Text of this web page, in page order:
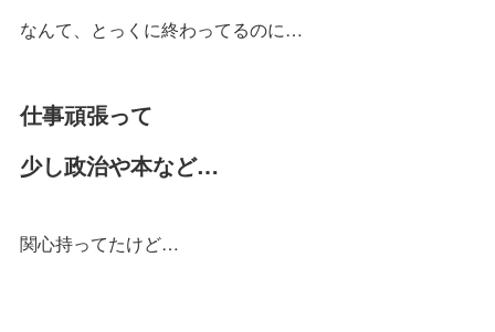
なんて、とっくに終わってるのに…
仕事頑張って
少し政治や本など…
関心持ってたけど…